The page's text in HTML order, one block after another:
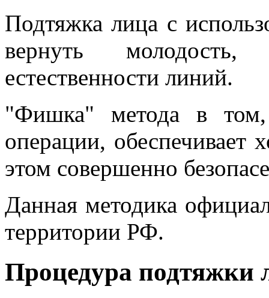
Подтяжка лица с
вернуть
естественности линий.
"Фишка" метода в том,
операции,
этом совершенно
Данная методика
территории РФ.
Процедура подтяжки